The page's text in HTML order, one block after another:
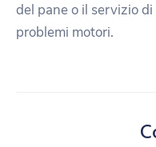
del pane o il servizio
problemi motori.